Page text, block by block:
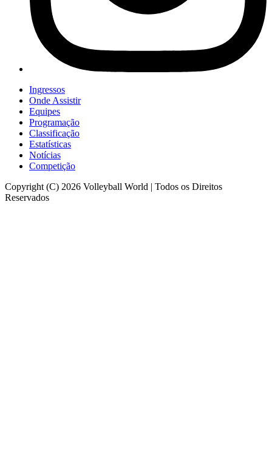
Ingressos
Onde Assistir
Equipes
Programação
Classificação
Estatísticas
Notícias
Competição
Copyright (C) 2026 Volleyball World | Todos os Direitos
Reservados